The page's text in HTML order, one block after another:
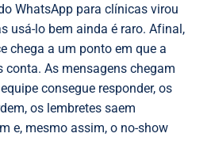
WhatsApp para clínicas virou
usá-lo bem ainda é raro. Afinal,
chega a um ponto em que a
conta. As mensagens chegam
consegue responder, os
os lembretes saem
e, mesmo assim, o no-show